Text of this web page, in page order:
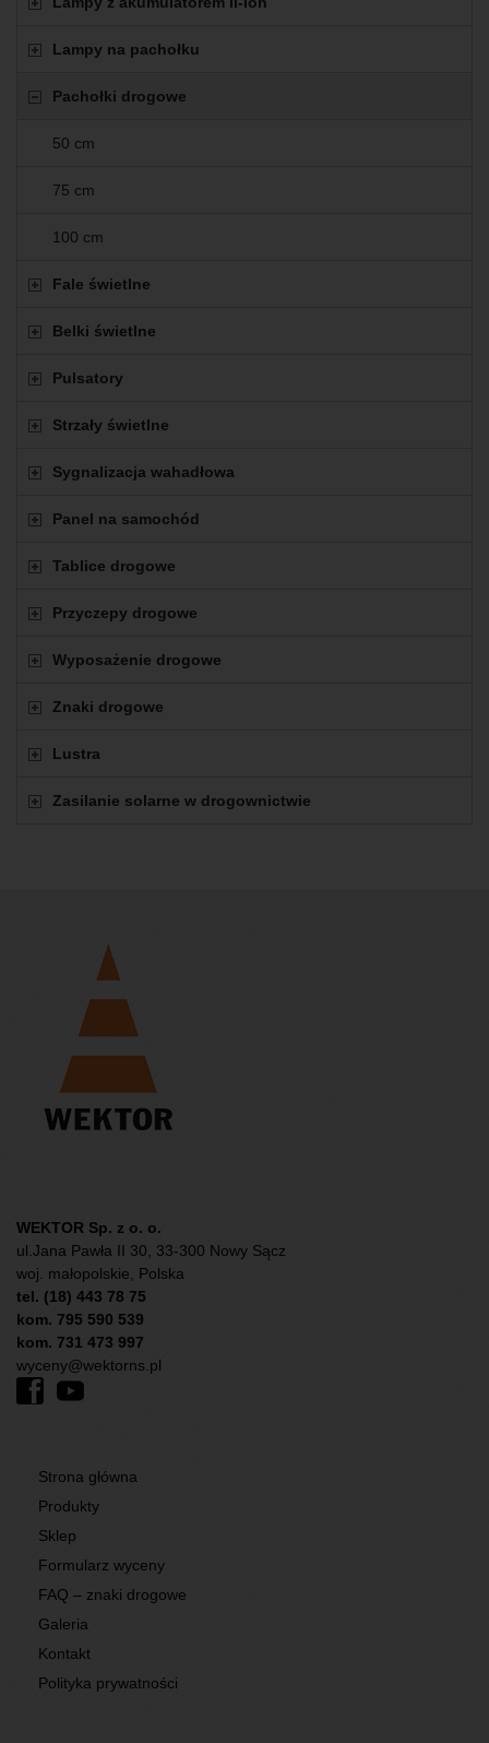
Lampy na pachołku
Pachołki drogowe
50 cm
75 cm
100 cm
Fale świetlne
Belki świetlne
Pulsatory
Strzały świetlne
Sygnalizacja wahadłowa
Panel na samochód
Tablice drogowe
Przyczepy drogowe
Wyposażenie drogowe
Znaki drogowe
Lustra
Zasilanie solarne w drogownictwie
WEKTOR Sp. z o. o.
ul.Jana Pawła II 30, 33-300 Nowy Sącz
woj. małopolskie, Polska
tel. (18) 443 78 75
kom. 795 590 539
kom. 731 473 997
wyceny@wektorns.pl
Strona główna
Produkty
Sklep
Formularz wyceny
FAQ – znaki drogowe
Galeria
Kontakt
Polityka prywatności